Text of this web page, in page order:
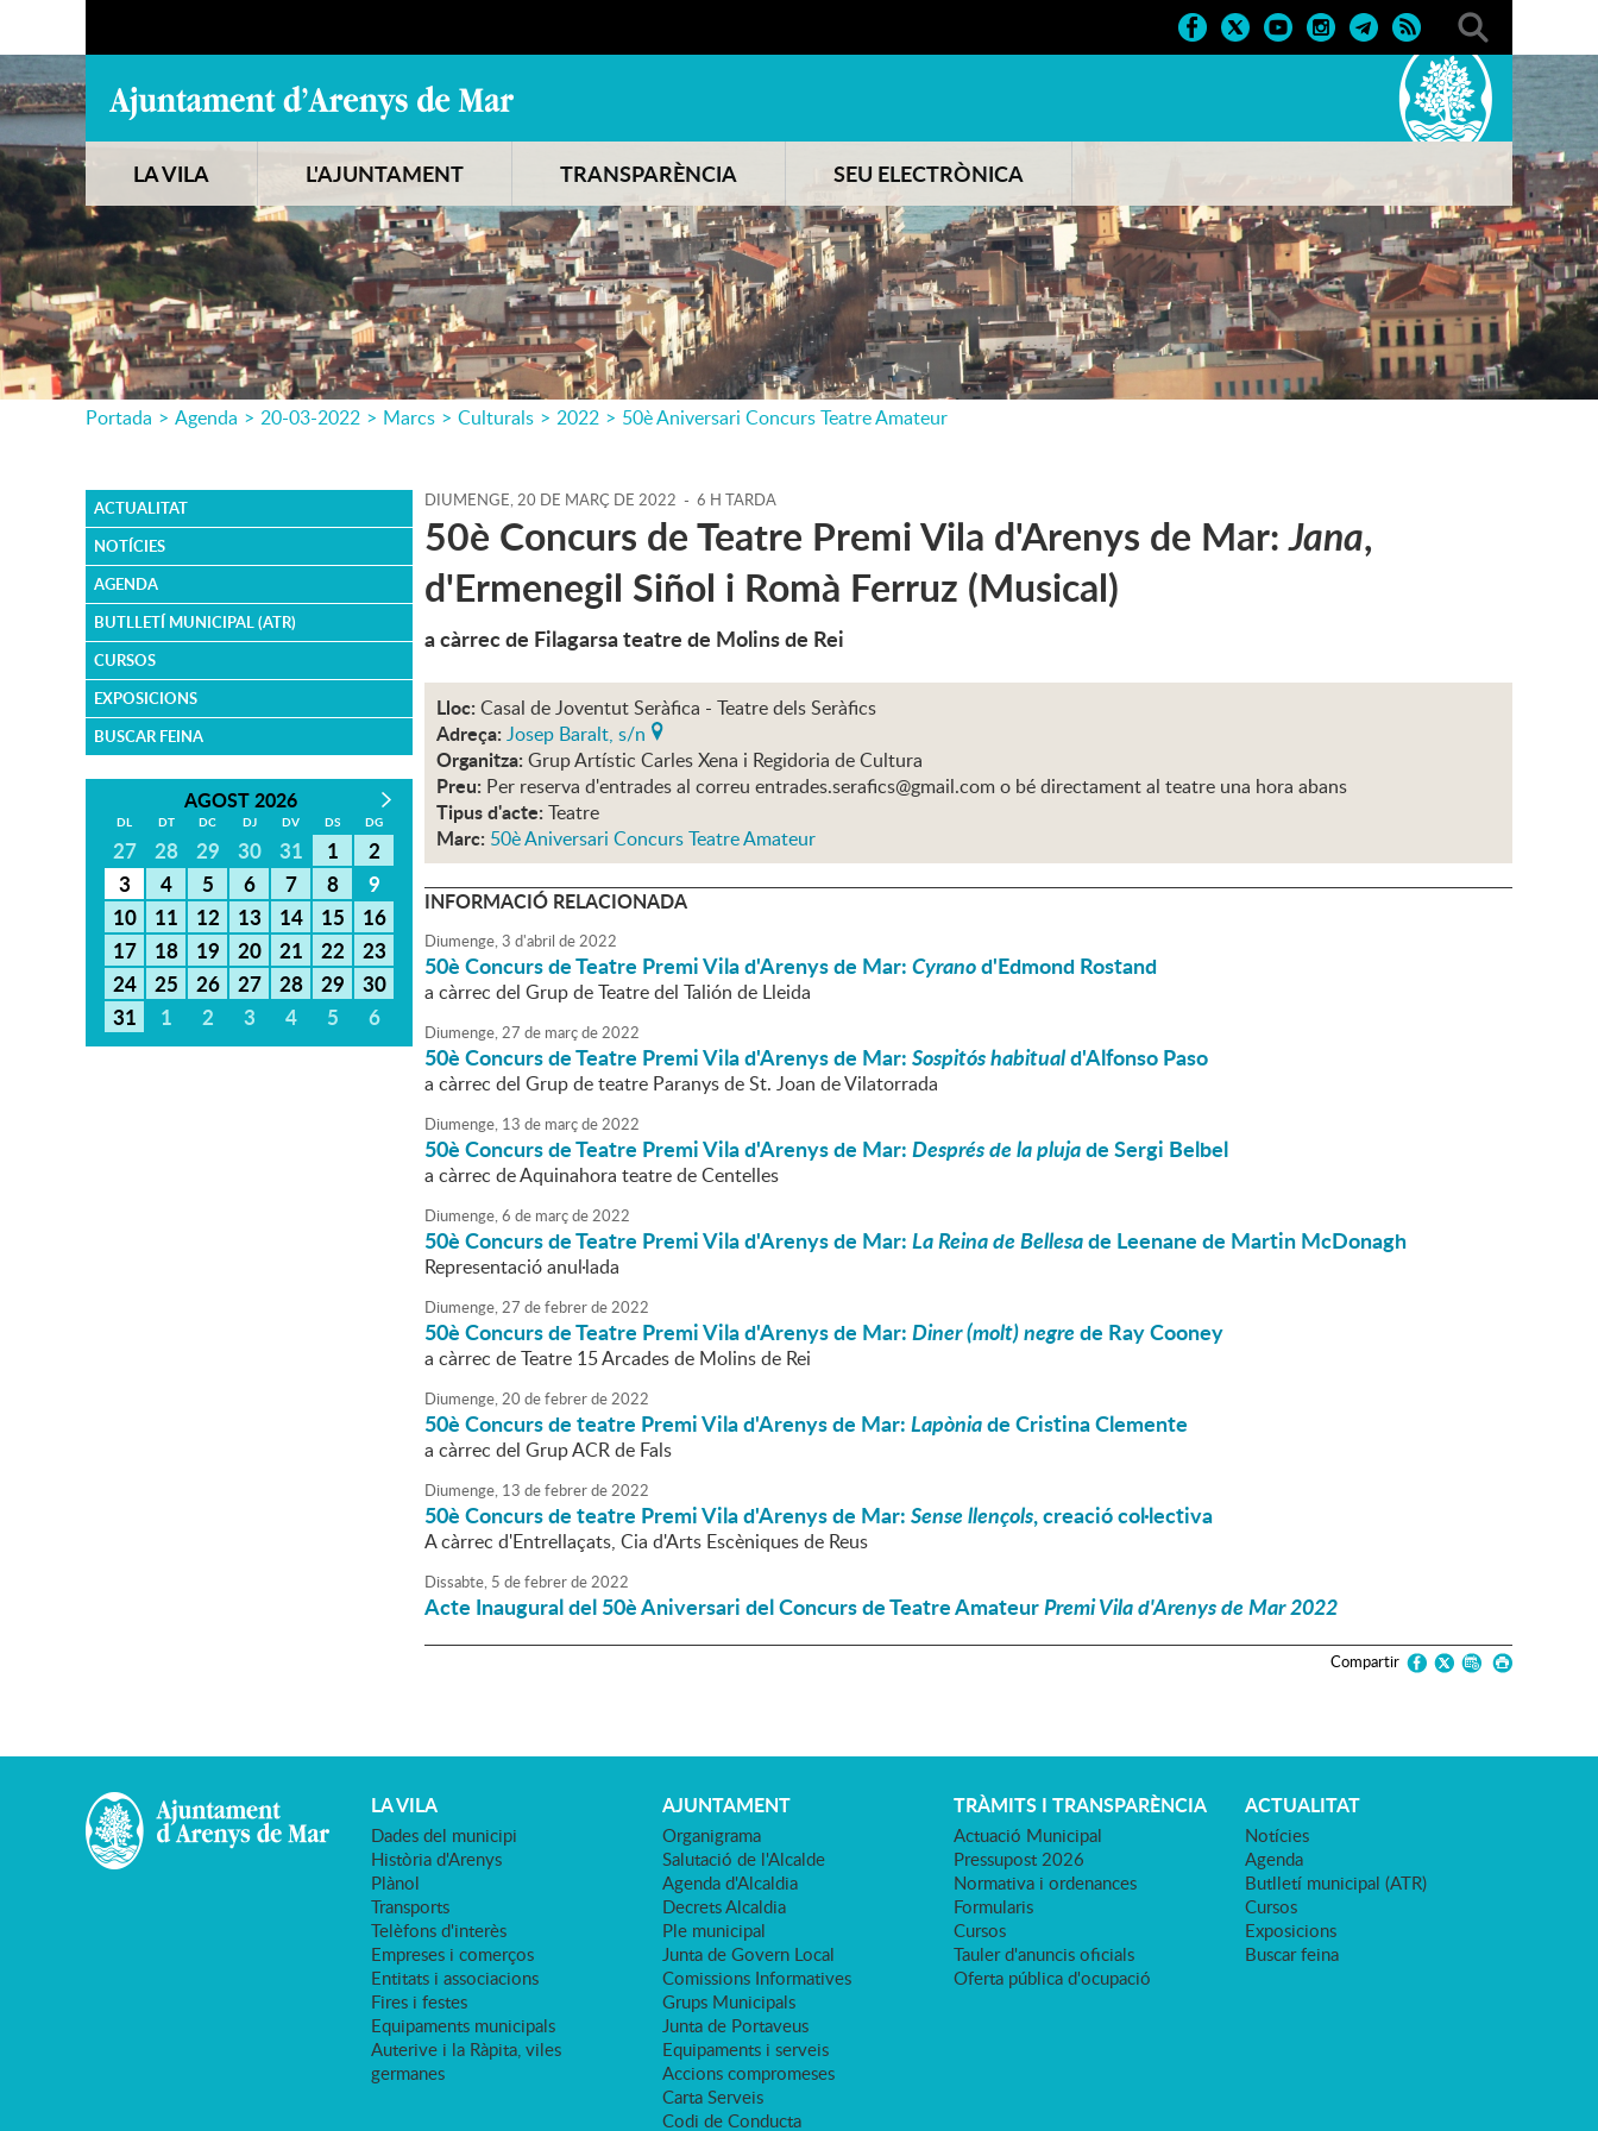
LA VILA L'AJUNTAMENT TRANSPARÈNCIA SEU ELECTRÒNICA
Portada > Agenda > 20-03-2022 > Marcs > Culturals > 2022 > 50è Aniversari Concurs Teatre Amateur
ACTUALITAT
NOTÍCIES
AGENDA
BUTLLETÍ MUNICIPAL (ATR)
CURSOS
EXPOSICIONS
BUSCAR FEINA
AGOST 2026
DL DT DC DJ DV DS DG
27 28 29 30 31 1
2
3
4 5 6 7 8
9
10
11 12 13 14 15
16
17
18 19 20 21 22
23
24
25 26 27 28 29
30
31
1 2 3 4 5 6
DIUMENGE,20 DE MARÇ DE 2022 - 6 H TARDA
50è Concurs de Teatre Premi Vila d'Arenys de Mar:Jana,
d'Ermenegil Siñol i Romà Ferruz (Musical)
a càrrec de Filagarsa teatre de Molins de Rei
Lloc: Casal de Joventut Seràfica - Teatre dels Seràfics
Adreça: Josep Baralt, s/n
Organitza: Grup Artístic Carles Xena i Regidoria de Cultura
Preu: Per reserva d'entrades al correu entrades.serafics@gmail.com o bé directament al teatre una hora abans
Tipus d'acte: Teatre
Marc: 50è Aniversari Concurs Teatre Amateur
INFORMACIÓ RELACIONADA
Diumenge,3 d'abril de2022
50è Concurs de Teatre Premi Vila d'Arenys de Mar:Cyranod'Edmond Rostand
a càrrec del Grup de Teatre del Talión de Lleida
Diumenge,27 de marçde2022
50è Concurs de Teatre Premi Vila d'Arenys de Mar:Sospitós habituald'Alfonso Paso
a càrrec del Grup de teatre Paranys de St. Joan de Vilatorrada
Diumenge, 13 de marçde2022
50è Concurs de Teatre Premi Vila d'Arenys de Mar:Després de la plujade Sergi Belbel
a càrrec de Aquinahora teatre de Centelles
Diumenge,6 de marçde2022
50è Concurs de Teatre Premi Vila d'Arenys de Mar:La Reina de Bellesade Leenane de Martin McDonagh
Representació anul·lada
Diumenge,27 defebrerde2022
50è Concurs de Teatre Premi Vila d'Arenys de Mar:Diner (molt) negrede Ray Cooney
a càrrec de Teatre 15 Arcades de Molins de Rei
Diumenge,20 defebrerde2022
50è Concurs de teatre Premi Vila d'Arenys de Mar:Lapòniade Cristina Clemente
a càrrec del Grup ACR de Fals
Diumenge, 13 defebrerde2022
50è Concurs de teatre Premi Vila d'Arenys de Mar:Sense llençols, creació col·lectiva
A càrrec d'Entrellaçats, Cia d'Arts Escèniques de Reus
Dissabte, 5 defebrerde2022
Acte Inaugural del 50è Aniversari del Concurs de Teatre AmateurPremi Vila d'Arenys de Mar 2022
Compartir
LA VILA
Dades del municipi
Història d'Arenys
Plànol
Transports
Telèfons d'interès
Empreses i comerços
Entitats i associacions
Fires i festes
Equipaments municipals
Auterive i la Ràpita, viles
germanes
AJUNTAMENT
Organigrama
Salutació de l'Alcalde
Agenda d'Alcaldia
Decrets Alcaldia
Ple municipal
Junta de Govern Local
Comissions Informatives
Grups Municipals
Junta de Portaveus
Equipaments i serveis
Accions compromeses
Carta Serveis
Codi de Conducta
TRÀMITS I TRANSPARÈNCIA
Actuació Municipal
Pressupost 2026
Normativa i ordenances
Formularis
Cursos
Tauler d'anuncis oficials
Oferta pública d'ocupació
ACTUALITAT
Notícies
Agenda
Butlletí municipal (ATR)
Cursos
Exposicions
Buscar feina